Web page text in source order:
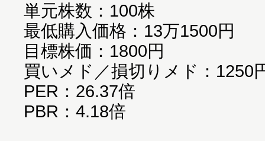
単元株数：100株
最低購入価格：13万1500円
目標株価：1800円
買いメド／損切りメド：1250
PER：26.37倍
PBR：4.18倍